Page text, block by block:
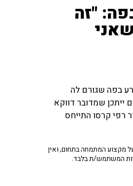
"זה
רע בפה שגורם לה
שמדובר דווקא
רפי קרסו התייחס
מקצוע המתמחה בתחום, ואין
המשתמש/ת בלבד.